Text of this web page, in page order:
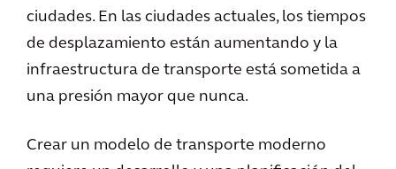
ciudades. En las ciudades actuales, los tiempos
de desplazamiento están aumentando y la
infraestructura de transporte está sometida a
una presión mayor que nunca.
Crear un modelo de transporte moderno